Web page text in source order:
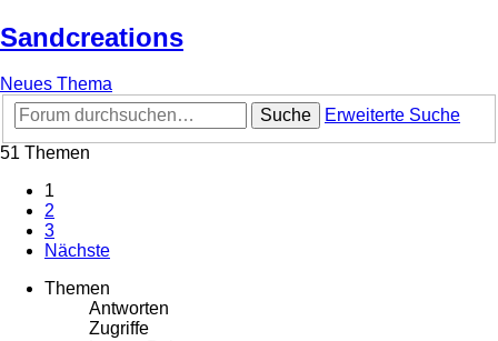
Sandcreations
Neues Thema
Suche
Erweiterte Suche
51 Themen
1
2
3
Nächste
Themen
Antworten
Zugriffe